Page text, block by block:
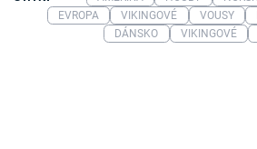
EVROPA
VIKINGOVÉ VOUSY
DÁNSKO
VIKINGOVÉ